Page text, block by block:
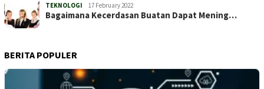
TEKNOLOGI 17 February 2022
Bagaimana Kecerdasan Buatan Dapat Mening…
BERITA POPULER